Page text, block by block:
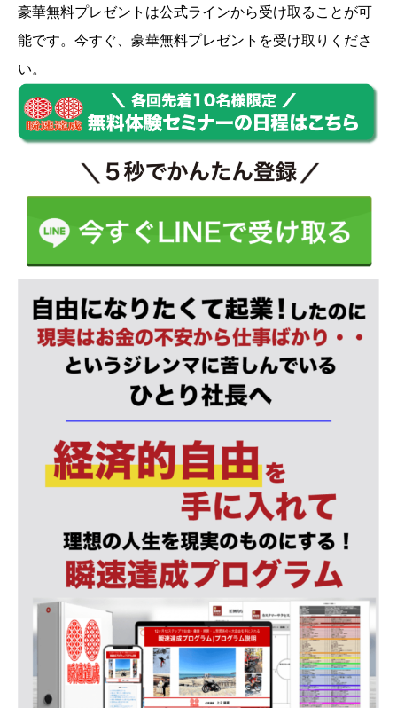
豪華無料プレゼントは公式ラインから受け取ることが可
能です。今すぐ、豪華無料プレゼントを受け取りくださ
い。